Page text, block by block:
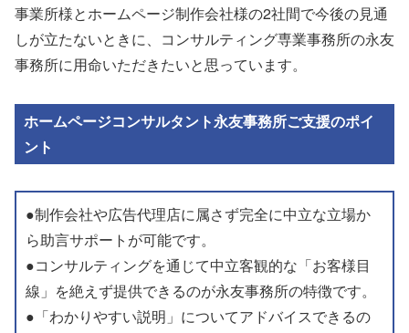
事業所様とホームページ制作会社様の2社間で今後の見通
しが立たないときに、コンサルティング専業事務所の永友
事務所に用命いただきたいと思っています。
ホームページコンサルタント永友事務所ご支援のポイ
ント
●制作会社や広告代理店に属さず完全に中立な立場か
ら助言サポートが可能です。
●コンサルティングを通じて中立客観的な「お客様目
線」を絶えず提供できるのが永友事務所の特徴です。
●「わかりやすい説明」についてアドバイスできるの